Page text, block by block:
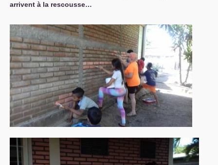
arrivent à la rescousse…